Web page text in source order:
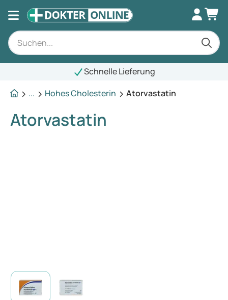
Schnelle Lieferung
...
Hohes Cholesterin Atorvastatin
Atorvastatin